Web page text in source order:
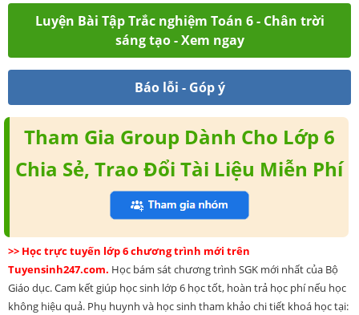
Luyện Bài Tập Trắc nghiệm Toán 6 - Chân trời
sáng tạo - Xem ngay
Báo lỗi - Góp ý
Tham Gia Group Dành Cho Lớp 6
Chia Sẻ, Trao Đổi Tài Liệu Miễn Phí
>> Học trực tuyến lớp 6 chương trình mới trên
Tuyensinh247.com. Học bám sát chương trình SGK mới nhất của Bộ
Giáo dục. Cam kết giúp học sinh lớp 6 học tốt, hoàn trả học phí nếu học
không hiệu quả. Phụ huynh và học sinh tham khảo chi tiết khoá học tại: